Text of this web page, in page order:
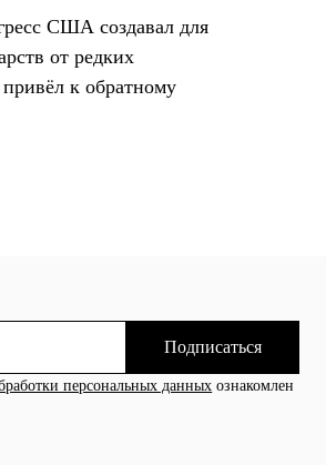
США создавал для
от редких
к обратному
Подписаться
персональных данных ознакомлен